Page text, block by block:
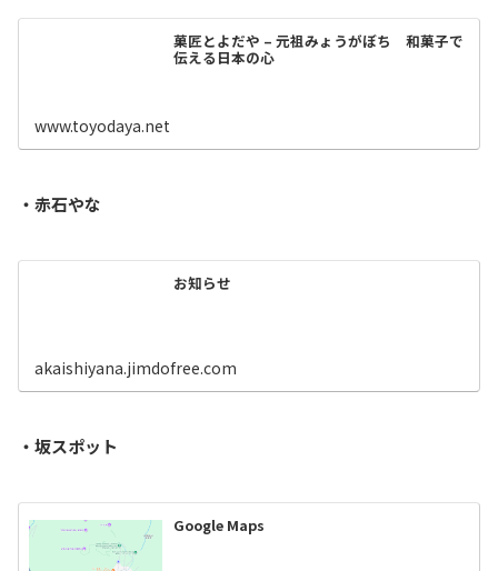
菓匠とよだや – 元祖みょうがぼち 和菓子で
伝える日本の心
www.toyodaya.net
・赤石やな
お知らせ
akaishiyana.jimdofree.com
・坂スポット
Google Maps